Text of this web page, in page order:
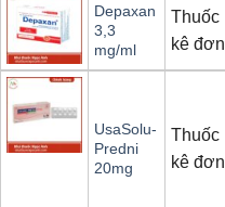
Depaxan
3,3
mg/ml
Thuốc
kê đơn
UsaSolu-
Predni
20mg
Thuốc
kê đơn